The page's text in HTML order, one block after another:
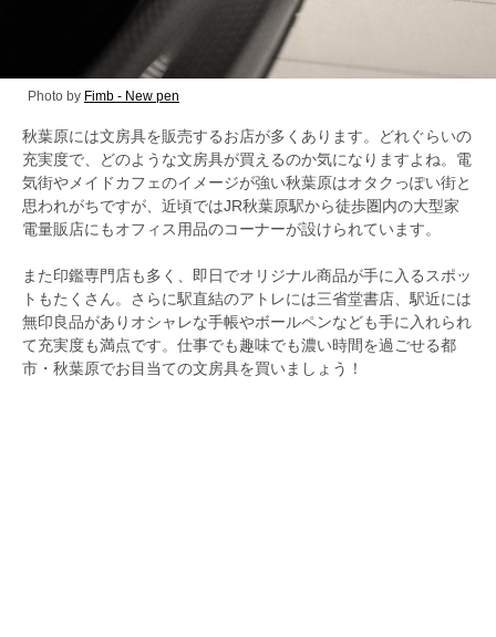
Photo by Fimb - New pen
秋葉原には文房具を販売するお店が多くあります。どれぐらいの
充実度で、どのような文房具が買えるのか気になりますよね。電
気街やメイドカフェのイメージが強い秋葉原はオタクっぽい街と
思われがちですが、近頃ではJR秋葉原駅から徒歩圏内の大型家
電量販店にもオフィス用品のコーナーが設けられています。
また印鑑専門店も多く、即日でオリジナル商品が手に入るスポッ
トもたくさん。さらに駅直結のアトレには三省堂書店、駅近には
無印良品がありオシャレな手帳やボールペンなども手に入れられ
て充実度も満点です。仕事でも趣味でも濃い時間を過ごせる都
市・秋葉原でお目当ての文房具を買いましょう！